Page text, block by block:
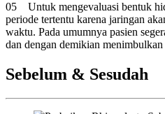
05 Untuk mengevaluasi bentuk
periode tertentu karena jaringan
waktu. Pada umumnya pasien
dan dengan demikian menimbulkan
Sebelum & Sesudah